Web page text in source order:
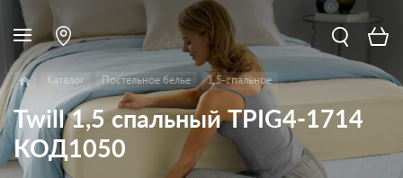
Каталог Постельное белье 1,5-спальное
Twill 1,5 спальный TPIG4-1714
КОД1050